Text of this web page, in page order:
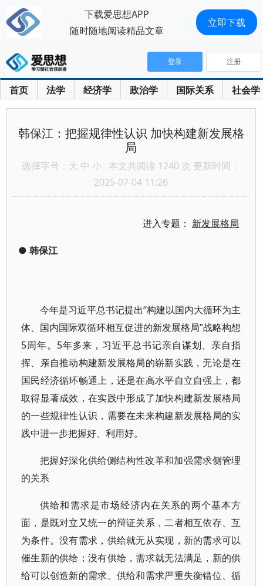
首页 法学 经济学 政治学 国际关系 社会学
登录 注册
韩保江：把握规律性认识 加快构建新发展格
局
选择字号： 大 中 小 本文共阅读 1240 次 更新时间：
2025-07-04 11:26
进入专题： 新发展格局
● 韩保江
今年是习近平总书记提出“构建以国内大循环为主
体、国内国际双循环相互促进的新发展格局”战略构想
5周年。5年多来，习近平总书记亲自谋划、亲自指
挥、亲自推动构建新发展格局的崭新实践，无论是在
国民经济循环畅通上，还是在高水平自立自强上，都
取得显著成效，在实践中形成了加快构建新发展格局
的一些规律性认识，需要在未来构建新发展格局的实
践中进一步把握好、利用好。
把握好深化供给侧结构性改革和加强需求侧管理
的关系
供给和需求是市场经济内在关系的两个基本方
面，是既对立又统一的辩证关系，二者相互依存、互
为条件。没有需求，供给就无从实现，新的需求可以
催生新的供给；没有供给，需求就无法满足，新的供
给可以创造新的需求。供给和需求严重失衡错位、循
下载爱思想APP
随时随地阅读精品文章
立即下载